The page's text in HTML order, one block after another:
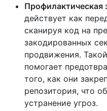
Профилактическая
действует как
сканируя код на
закодированных
продвижения.
помогает
того, как они
репозитория, что
устранение угроз.